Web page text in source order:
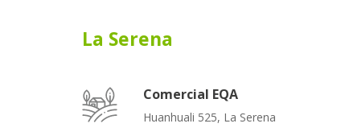
La Serena
Comercial EQA
Huanhuali 525, La Serena